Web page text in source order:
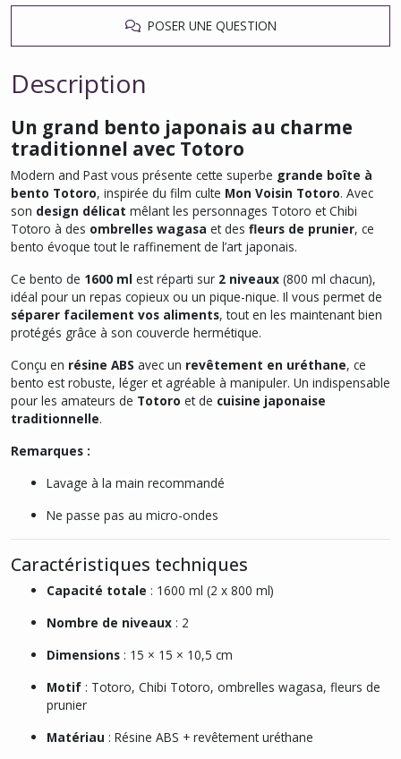
POSER UNE QUESTION
Description
Un grand bento japonais au charme
traditionnel avec Totoro
Modern and Past vous présente cette superbe grande boîte à
bento Totoro, inspirée du film culte Mon Voisin Totoro. Avec
son design délicat mêlant les personnages Totoro et Chibi
Totoro à des ombrelles wagasa et des fleurs de prunier, ce
bento évoque tout le raffinement de l’art japonais.
Ce bento de 1600 ml est réparti sur 2 niveaux (800 ml chacun),
idéal pour un repas copieux ou un pique-nique. Il vous permet de
séparer facilement vos aliments, tout en les maintenant bien
protégés grâce à son couvercle hermétique.
Conçu en résine ABS avec un revêtement en uréthane, ce
bento est robuste, léger et agréable à manipuler. Un indispensable
pour les amateurs de Totoro et de cuisine japonaise
traditionnelle.
Remarques :
Lavage à la main recommandé
Ne passe pas au micro-ondes
Caractéristiques techniques
Capacité totale : 1600 ml (2 x 800 ml)
Nombre de niveaux : 2
Dimensions : 15 × 15 × 10,5 cm
Motif : Totoro, Chibi Totoro, ombrelles wagasa, fleurs de
prunier
Matériau : Résine ABS + revêtement uréthane